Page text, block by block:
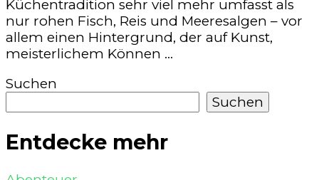
Küchentradition sehr viel mehr umfasst als
nur rohen Fisch, Reis und Meeresalgen – vor
allem einen Hintergrund, der auf Kunst,
meisterlichem Können …
Suchen
Suchen
Entdecke mehr